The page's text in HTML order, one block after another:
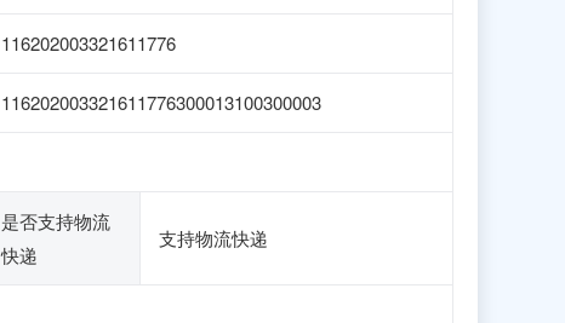
116202003321611776
116202003321611776300013100300003
是否支持物流
快递
支持物流快递